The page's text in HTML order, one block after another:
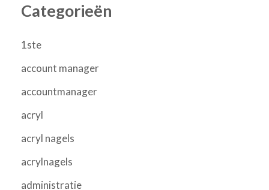
Categorieën
1ste
account manager
accountmanager
acryl
acryl nagels
acrylnagels
administratie